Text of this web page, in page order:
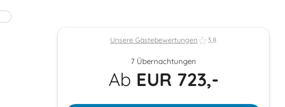
Unsere Gästebewertungen 3,8
7 Übernachtungen
Ab EUR 723,-